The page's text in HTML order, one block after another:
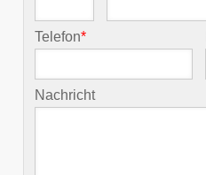
Telefon*
Nachricht